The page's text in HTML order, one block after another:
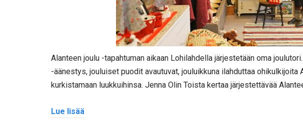
Alanteen joulu -tapahtuman aikaan Lohilahdella järjestetään oma
-äänestys, jouluiset puodit avautuvat, jouluikkuna ilahduttaa ohikulkijoita
kurkistamaan luukkuihinsa. Jenna Olin Toista kertaa järjestettävää
Lue lisää